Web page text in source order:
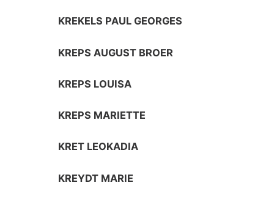
KREKELS PAUL GEORGES
KREPS AUGUST BROER
KREPS LOUISA
KREPS MARIETTE
KRET LEOKADIA
KREYDT MARIE